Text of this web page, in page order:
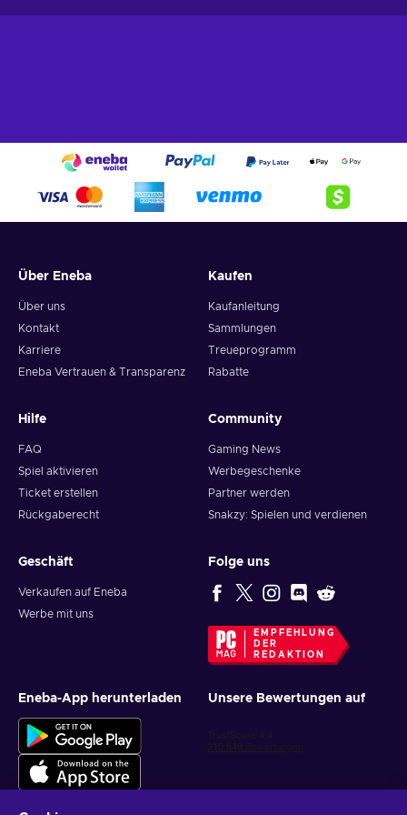
Über Eneba
Über uns
Kontakt
Karriere
Eneba Vertrauen & Transparenz
Kaufen
Kaufanleitung
Sammlungen
Treueprogramm
Rabatte
Hilfe
FAQ
Spiel aktivieren
Ticket erstellen
Rückgaberecht
Community
Gaming News
Werbegeschenke
Partner werden
Snakzy: Spielen und verdienen
Geschäft
Verkaufen auf Eneba
Werbe mit uns
Folge uns
EMPFEHLUNG
DER
REDAKTION
Eneba-App herunterladen Unsere Bewertungen auf